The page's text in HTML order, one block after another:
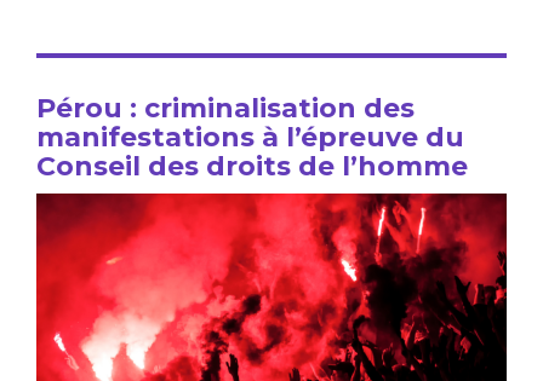
Pérou : criminalisation des
manifestations à l’épreuve du
Conseil des droits de l’homme